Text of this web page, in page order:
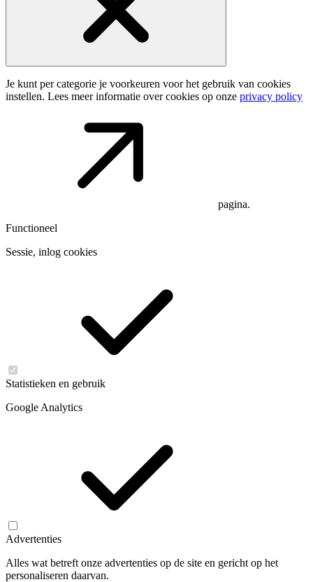
Je kunt per categorie je voorkeuren voor het gebruik van cookies
instellen. Lees meer informatie over cookies op onze privacy policy
pagina.
Functioneel
Sessie, inlog cookies
Statistieken en gebruik
Google Analytics
Advertenties
Alles wat betreft onze advertenties op de site en gericht op het
personaliseren daarvan.